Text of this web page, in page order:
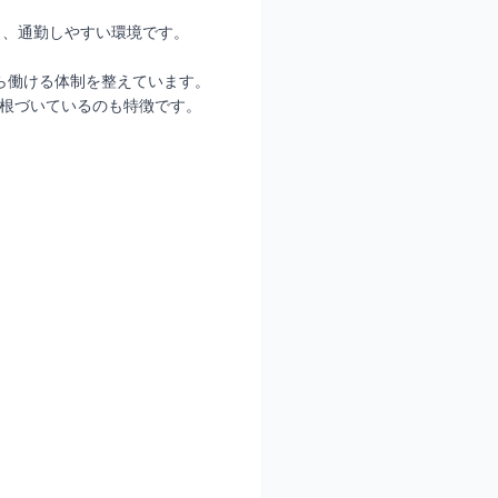
通勤しやすい環境です。
ける体制を整えています。
いているのも特徴です。